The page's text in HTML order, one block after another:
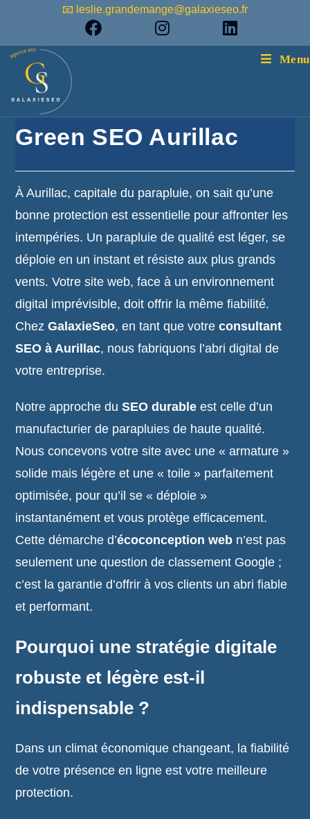
📧 leslie.grandemange@galaxieseo.fr
Menu
Green SEO Aurillac
À Aurillac, capitale du parapluie, on sait qu’une
bonne protection est essentielle pour affronter les
intempéries. Un parapluie de qualité est léger, se
déploie en un instant et résiste aux plus grands
vents. Votre site web, face à un environnement
digital imprévisible, doit offrir la même fiabilité.
ChezGalaxieSeo, en tant que votreconsultant
SEO à Aurillac, nous fabriquons l’abri digital de
votre entreprise.
Notre approche duSEO durable est celle d’un
manufacturier de parapluies de haute qualité.
Nous concevons votre site avec une « armature »
solide mais légère et une « toile » parfaitement
optimisée, pour qu’il se « déploie »
instantanément et vous protège efficacement.
Cette démarche d’écoconception web n’est pas
seulement une question de classement Google ;
c’est la garantie d’offrir à vos clients un abri fiable
et performant.
Pourquoi une stratégie digitale
robuste et légère est-il
indispensable ?
Dans un climat économique changeant, la fiabilité
de votre présence en ligne est votre meilleure
protection.